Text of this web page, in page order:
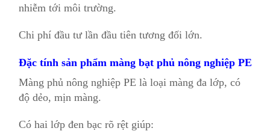
nhiễm tới môi trường.
Chi phí đầu tư lần đầu tiên tương đối lớn.
Đặc tính sản phẩm màng bạt phủ nông nghiệp PE
Màng phủ nông nghiệp PE là loại màng đa lớp, có
độ dẻo, mịn màng.
Có hai lớp đen bạc rõ rệt giúp: